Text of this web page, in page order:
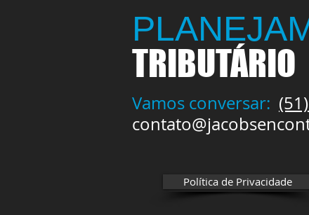
TRIBUTÁRIO
Vamos conversar:
Política de Privacidade